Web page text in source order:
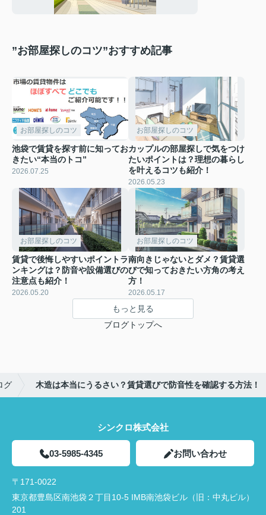
”お部屋探しのコツ”おすすめ記事
お部屋探しのコツ
池袋で賃貸を探す前に知ってお
きたい“本当のトコ”
2026.07.25
お部屋探しのコツ
カップルの部屋探しで気をつけ
たいポイントは？理想の暮らし
を叶えるコツも紹介！
2026.05.23
お部屋探しのコツ
賃貸で後悔しやすいポイントラ
ンキングは？防音や設備選びの
注意点も紹介！
2026.05.20
お部屋探しのコツ
南向きじゃないとダメ？賃貸選
びで知っておきたい方角の考え
方！
2026.05.17
もっと見る
ブログトップへ
グ 木造は本当にうるさい？賃貸選びで防音性を確認する方法！
シンクロ株式会社
03-5985-4345 お問い合わせ
〒171-0022
東京都豊島区南池袋２丁目10-5 IMB南池袋ビル（旧：中丸ビル）
201